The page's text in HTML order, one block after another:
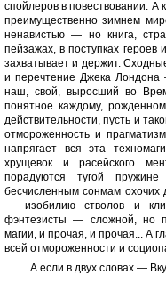
спойлеров в повествовании. А
преимущественно зимнем
ненавистью — но книга,
пейзажах, в поступках
захватывает и держит.
и перечтение Джека
наш, свой, выросший во
понятное каждому,
действительности, пусть и
отмороженность и
напрягает вся эта
хрущевок и расейского
порадуются тугой
бесчисленным сонмам охочих
— изобилию стволов и
фэнтезисты — сложной, но
магии, и прочая, и прочая... А
всей отмороженности и
А если в двух словах —